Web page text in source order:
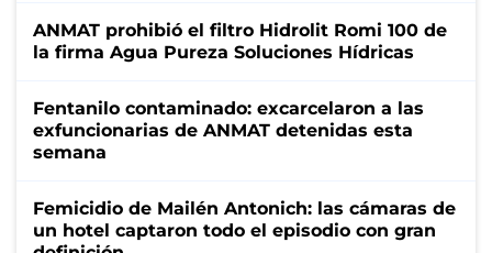
ANMAT prohibió el filtro Hidrolit Romi 100 de
la firma Agua Pureza Soluciones Hídricas
Fentanilo contaminado: excarcelaron a las
exfuncionarias de ANMAT detenidas esta
semana
Femicidio de Mailén Antonich: las cámaras de
un hotel captaron todo el episodio con gran